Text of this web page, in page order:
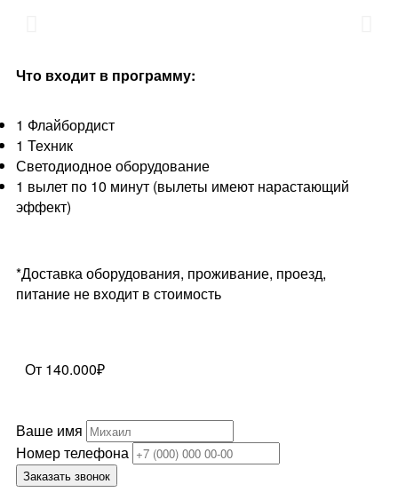
Что входит в программу:
1 Флайбордист
1 Техник
Светодиодное оборудование
1 вылет по 10 минут (вылеты имеют нарастающий
эффект)
*Доставка оборудования, проживание, проезд,
питание не входит в стоимость
От 140.000₽
Ваше имя
Номер телефона
Заказать звонок